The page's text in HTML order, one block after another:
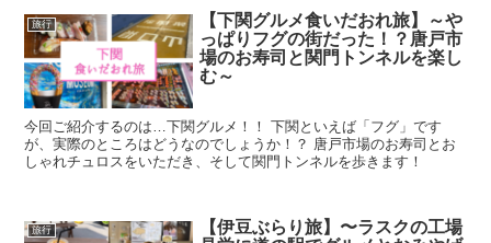
旅行
【下関グルメ食いだおれ旅】～や
っぱりフグの街だった！？唐戸市
場のお寿司と関門トンネルを楽し
む～
今回ご紹介するのは…下関グルメ！！ 下関といえば「フグ」です
が、実際のところはどうなのでしょうか！？ 唐戸市場のお寿司とお
しゃれチュロスをいただき、そして関門トンネルを歩きます！
旅行
【伊豆ぶらり旅】〜ラスクの工場